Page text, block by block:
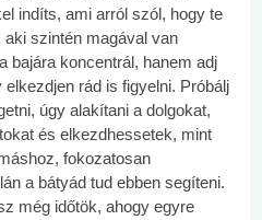
indíts, ami arról szól, hogy te
szintén magával van
bajára koncentrál, hanem adj
rád is figyelni. Próbálj
úgy alakítani a dolgokat,
és elkezdhessetek, mint
fokozatosan
a bátyád tud ebben segíteni.
még időtök, ahogy egyre